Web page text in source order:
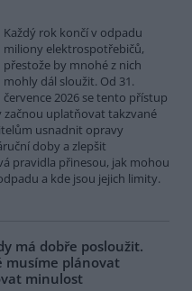
Každý rok končí v odpadu
miliony elektrospotřebičů,
přestože by mnohé z nich
mohly dál sloužit. Od 31.
července 2026 se tento přístup
začnou uplatňovat takzvané
usnadnit opravy
doby a zlepšit
pravidla přinesou, jak mohou
a kde jsou jejich limity.
má dobře posloužit.
musíme plánovat
minulost